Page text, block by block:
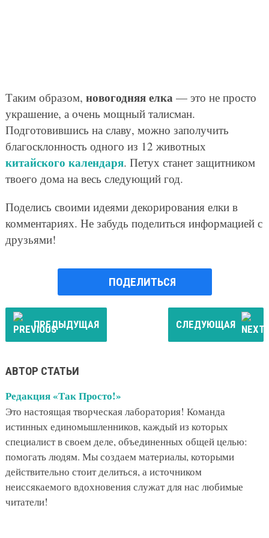
Таким образом, новогодняя елка— это не просто
украшение, а очень мощный талисман.
Подготовившись на славу, можно заполучить
благосклонность одного из 12 животных
китайского календаря. Петух станет защитником
твоего дома на весь следующий год.
Поделись своими идеями декорирования елки в
комментариях. Не забудь поделиться информацией с
друзьями!
ПОДЕЛИТЬСЯ
ПРЕДЫДУЩАЯ СЛЕДУЮЩАЯ
АВТОР СТАТЬИ
Редакция «Так Просто!»
Это настоящая творческая лаборатория! Команда
истинных единомышленников, каждый из которых
специалист в своем деле, объединенных общей целью:
помогать людям. Мы создаем материалы, которыми
действительно стоит делиться, а источником
неиссякаемого вдохновения служат для нас любимые
читатели!